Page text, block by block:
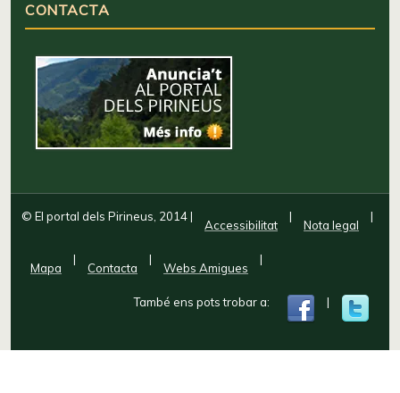
CONTACTA
© El portal dels Pirineus, 2014|
Accessibilitat
|
Nota legal
|
Mapa
|
Contacta
|
Webs Amigues
|
També ens pots trobar a: |